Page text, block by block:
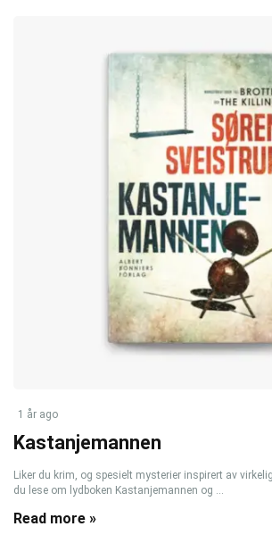
1 år ago
Kastanjemannen
Liker du krim, og spesielt mysterier inspirert av
du lese om lydboken Kastanjemannen og ...
Read more »